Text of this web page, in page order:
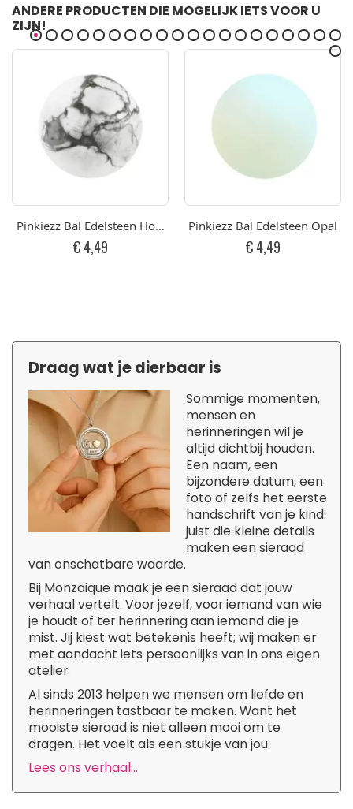
ANDERE PRODUCTEN DIE MOGELIJK IETS VOOR U
ZIJN!
Pinkiezz Bal Edelsteen Howlite
€ 4,49
Pinkiezz Bal Edelsteen Opal
€ 4,49
Draag wat je dierbaar is
Sommige momenten,
mensen en
herinneringen wil je
altijd dichtbij houden.
Een naam, een
bijzondere datum, een
foto of zelfs het eerste
handschrift van je kind:
juist die kleine details
maken een sieraad
van onschatbare waarde.
Bij Monzaique maak je een sieraad dat jouw
verhaal vertelt. Voor jezelf, voor iemand van wie
je houdt of ter herinnering aan iemand die je
mist. Jij kiest wat betekenis heeft; wij maken er
met aandacht iets persoonlijks van in ons eigen
atelier.
Al sinds 2013 helpen we mensen om liefde en
herinneringen tastbaar te maken. Want het
mooiste sieraad is niet alleen mooi om te
dragen. Het voelt als een stukje van jou.
Lees ons verhaal...